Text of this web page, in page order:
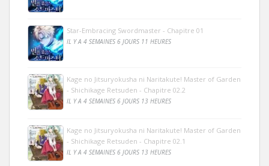
Star-Embracing Swordmaster - Chapitre 01
IL Y A 4 SEMAINES 6 JOURS 11 HEURES
Kage no Jitsuryokusha ni Naritakute! Master of Garden
- Shichikage Retsuden - Chapitre 02.2
IL Y A 4 SEMAINES 6 JOURS 13 HEURES
Kage no Jitsuryokusha ni Naritakute! Master of Garden
- Shichikage Retsuden - Chapitre 02.1
IL Y A 4 SEMAINES 6 JOURS 13 HEURES